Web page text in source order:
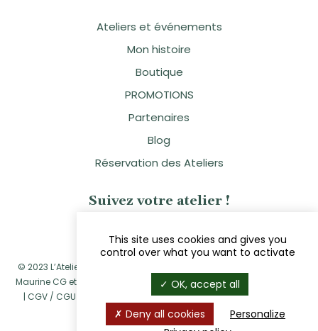
Ateliers et événements
Mon histoire
Boutique
PROMOTIONS
Partenaires
Blog
Réservation des Ateliers
Suivez votre atelier !
© 2023 L’Atelier Naturellement Vôtre - Sandra Clavier - Réalisé par
Maurine CGet Mentions légales| Politique de confidentialité
| CGV / CGU Politique de retour et de remboursement
This site uses cookies and gives you
control over what you want to activate
OK, accept all
Deny all cookies
Personalize